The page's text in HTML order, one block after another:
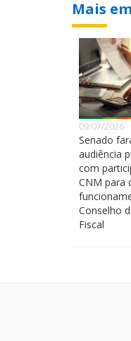
Mais
09/07/2026
Senado
audiência
com
CNM para
Conselho
Fiscal